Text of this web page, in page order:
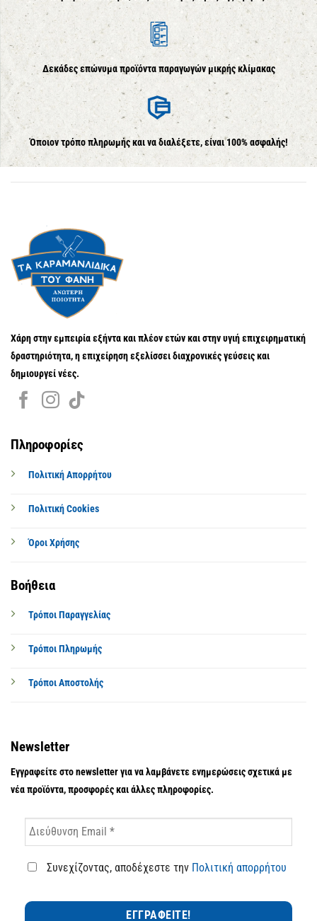
Δεκάδες επώνυμα προϊόντα παραγωγών μικρής κλίμακας
Όποιον τρόπο πληρωμής και να διαλέξετε, είναι 100% ασφαλής!
Χάρη στην εμπειρία εξήντα και πλέον ετών και στην υγιή επιχειρηματική
δραστηριότητα, η επιχείρηση εξελίσσει διαχρονικές γεύσεις και
δημιουργεί νέες.
Πληροφορίες
Πολιτική Απορρήτου
Πολιτική Cookies
Όροι Χρήσης
Βοήθεια
Τρόποι Παραγγελίας
Τρόποι Πληρωμής
Τρόποι Αποστολής
Newsletter
Εγγραφείτε στο newsletter για να λαμβάνετε ενημερώσεις σχετικά με
νέα προϊόντα, προσφορές και άλλες πληροφορίες.
Συνεχίζοντας, αποδέχεστε την Πολιτική απορρήτου